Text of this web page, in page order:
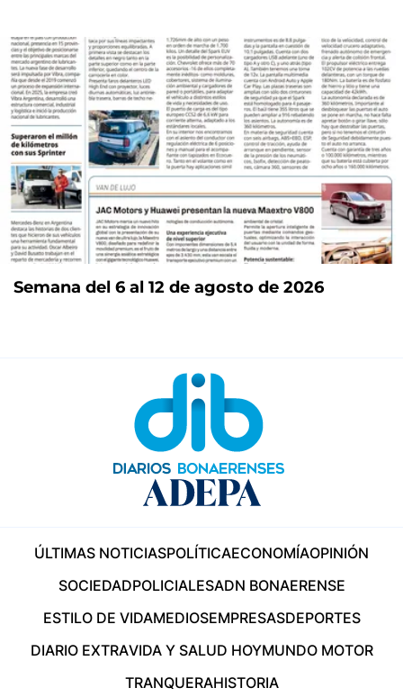
Semana del 6 al 12 de agosto de 2026
ÚLTIMAS NOTICIASPOLÍTICAECONOMÍAOPINIÓN
SOCIEDADPOLICIALESADN BONAERENSE
ESTILO DE VIDAMEDIOSEMPRESASDEPORTES
DIARIO EXTRAVIDA Y SALUD HOYMUNDO MOTOR
TRANQUERAHISTORIA